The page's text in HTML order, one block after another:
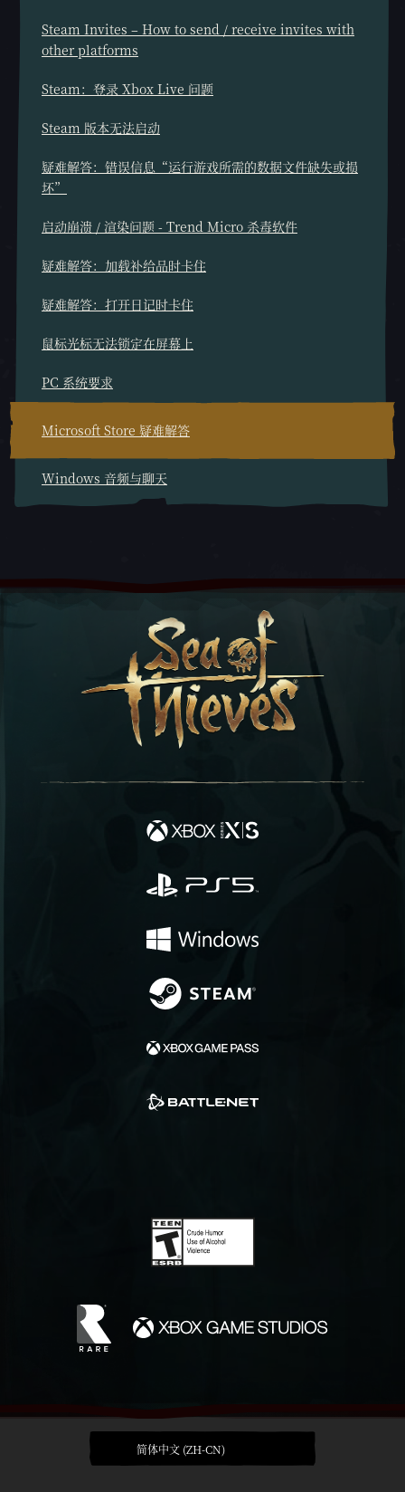
Steam Invites – How to send / receive invites with
other platforms
Steam：登录 Xbox Live 问题
Steam 版本无法启动
疑难解答：错误信息“运行游戏所需的数据文件缺失或损
坏”
启动崩溃 / 渲染问题 - Trend Micro 杀毒软件
疑难解答：加载补给品时卡住
疑难解答：打开日记时卡住
鼠标光标无法锁定在屏幕上
PC 系统要求
Microsoft Store 疑难解答
Windows 音频与聊天
简体中文 (ZH-CN)